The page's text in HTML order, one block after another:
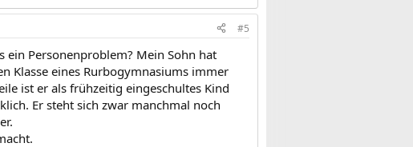
#5
ein Personenproblem? Mein Sohn hat
Klasse eines Rurbogymnasiums immer
ist er als frühzeitig eingeschultes Kind
Er steht sich zwar manchmal noch